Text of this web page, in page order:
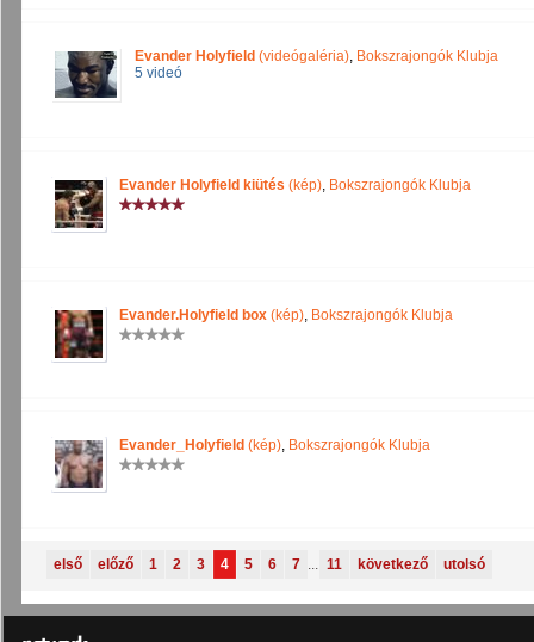
Evander Holyfield (videógaléria), Bokszrajongók Klubja
5 videó
Evander Holyfield kiütés (kép), Bokszrajongók Klubja
Evander.Holyfield box (kép), Bokszrajongók Klubja
Evander_Holyfield (kép), Bokszrajongók Klubja
első előző 1 2 3 4 5 6 7 ... 11 következő utolsó